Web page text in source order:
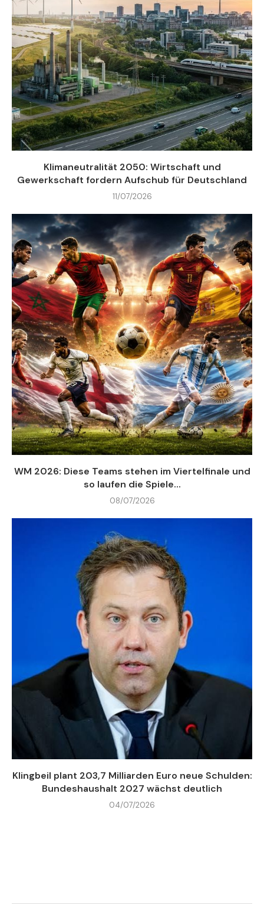
Klimaneutralität 2050: Wirtschaft und
Gewerkschaft fordern Aufschub für Deutschland
11/07/2026
WM 2026: Diese Teams stehen im Viertelfinale und
so laufen die Spiele...
08/07/2026
Klingbeil plant 203,7 Milliarden Euro neue Schulden:
Bundeshaushalt 2027 wächst deutlich
04/07/2026